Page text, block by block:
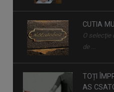
CUTIA
O selecţie
de ...
TOȚI
AS